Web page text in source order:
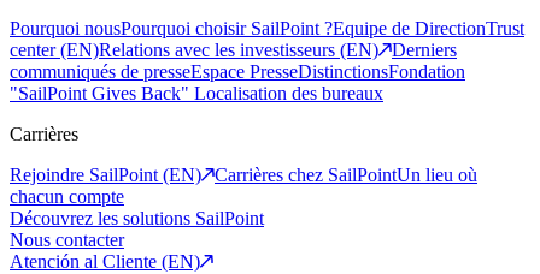
Pourquoi nousPourquoi choisir SailPoint ?Equipe de DirectionTrust
center (EN)Relations avec les investisseurs (EN)
Derniers
communiqués de presseEspace PresseDistinctionsFondation
"SailPoint Gives Back" Localisation des bureaux
Carrières
Rejoindre SailPoint (EN)
Carrières chez SailPointUn lieu où
chacun compte
Découvrez les solutions SailPoint
Nous contacter
Atención al Cliente (EN)